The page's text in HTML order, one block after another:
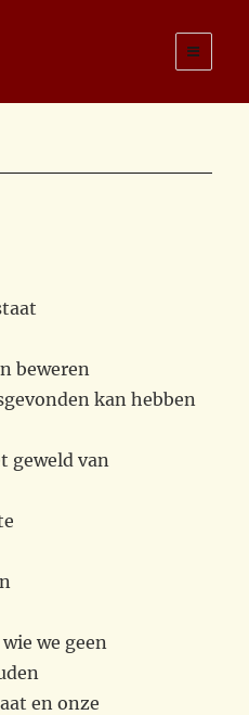
beweren
kan hebben
geweld van
we geen
en onze